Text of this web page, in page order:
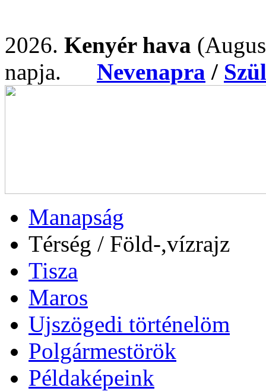
2026. Kenyér hava
napja. Nevenapra /
Manapság
Térség / Föld-,vízrajz
Tisza
Maros
Ujszögedi történelöm
Polgármestörök
Példaképeink